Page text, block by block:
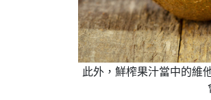
此外，鮮榨果汁當中的維